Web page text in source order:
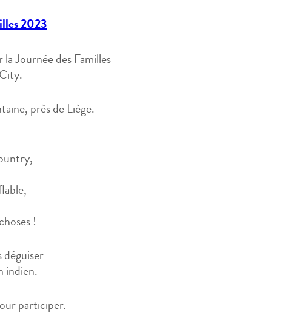
2023
Journée des Familles
près de Liège.
!
déguiser
indien.
participer.